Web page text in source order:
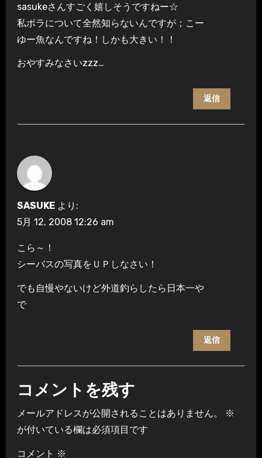
sasukeさんすごく嬉しそうですねー☆
私ボラについて全然知らないんですが；こー
ゆー魚なんですね！しかも大きい！！
おやすみなさいzzz…
返信
SASUKE より:
5月 12, 2008 12:26 am
こら～！
シーバスの写真をＵＰしなさい！
でも自慢やないけど外道釣らしたら日本一や
で
返信
コメントを残す
メールアドレスが公開されることはありません。
※
が付いている欄は必須項目です
コメント ※